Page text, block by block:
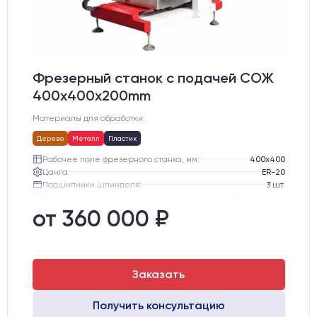
Фрезерный станок с подачей СОЖ
400x400x200mm
Материалы для обработки:
Дерево Металл Пластик
Рабочее поле фрезерного станка, мм:
400х400
Цанга:
ER-20
Подшипники шпинделя:
3 шт.
Стол:
Тип стола:
от 360 000 ₽
Заказать
Получить консультацию